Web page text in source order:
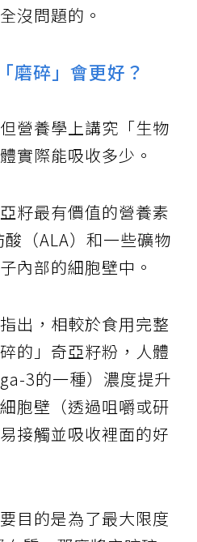
沒問題的。
磨碎」會更好？
營養學上講究「生物
實際能吸收多少。
籽最有價值的營養素
（ALA）和一些礦物
內部的細胞壁中。
出，相較於食用完整
的」奇亞籽粉，人體
3的一種）濃度提升
胞壁（透過咀嚼或研
接觸並吸收裡面的好
目的是為了最大限度